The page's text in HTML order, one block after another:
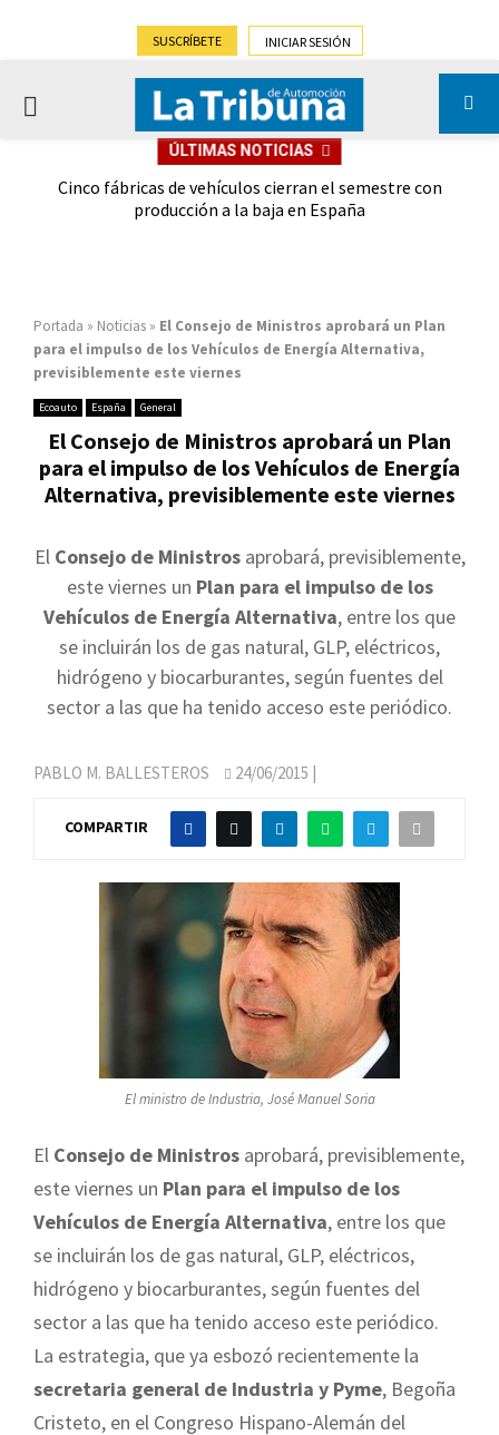
SUSCRÍBETE INICIAR SESIÓN
PRIMARY
ÚLTIMAS NOTICIAS
Cinco fábricas de vehículos cierran el semestre con
producción a la baja en España
Portada » Noticias » El Consejo de Ministros aprobará un Plan
para el impulso de los Vehículos de Energía Alternativa,
previsiblemente este viernes
Ecoauto España General
El Consejo de Ministros aprobará un Plan
para el impulso de los Vehículos de Energía
Alternativa, previsiblemente este viernes
El Consejo de Ministrosaprobará, previsiblemente,
este viernes un Plan para el impulso de los
Vehículos de Energía Alternativa, entre los que
se incluirán los de gas natural, GLP, eléctricos,
hidrógeno y biocarburantes, según fuentes del
sector a las que ha tenido acceso este periódico.
PABLO M. BALLESTEROS 24/06/2015 |
COMPARTIR
El ministro de Industria, José Manuel Soria
El Consejo de Ministros aprobará, previsiblemente,
este viernes un Plan para el impulso de los
Vehículos de Energía Alternativa, entre los que
se incluirán los de gas natural, GLP, eléctricos,
hidrógeno y biocarburantes, según fuentes del
sector a las que ha tenido acceso este periódico.
La estrategia, que ya esbozó recientemente la
secretaria general de Industria y Pyme, Begoña
Cristeto, en el Congreso Hispano-Alemán del